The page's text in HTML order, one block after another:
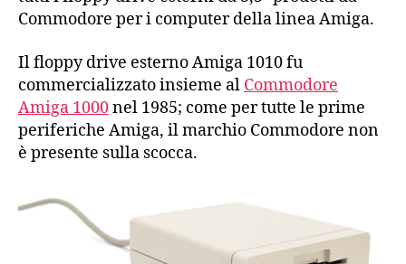
Commodore per i computer della linea Amiga.
Il floppy drive esterno Amiga 1010 fu
commercializzato insieme al Commodore
Amiga 1000nel 1985; come per tutte le prime
periferiche Amiga, il marchio Commodore non
è presente sulla scocca.